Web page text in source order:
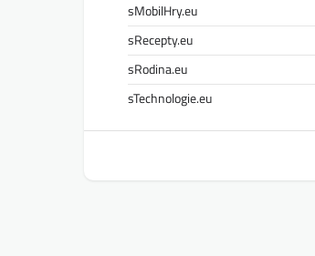
sMobilHry.eu
sRecepty.eu
sRodina.eu
sTechnologie.eu